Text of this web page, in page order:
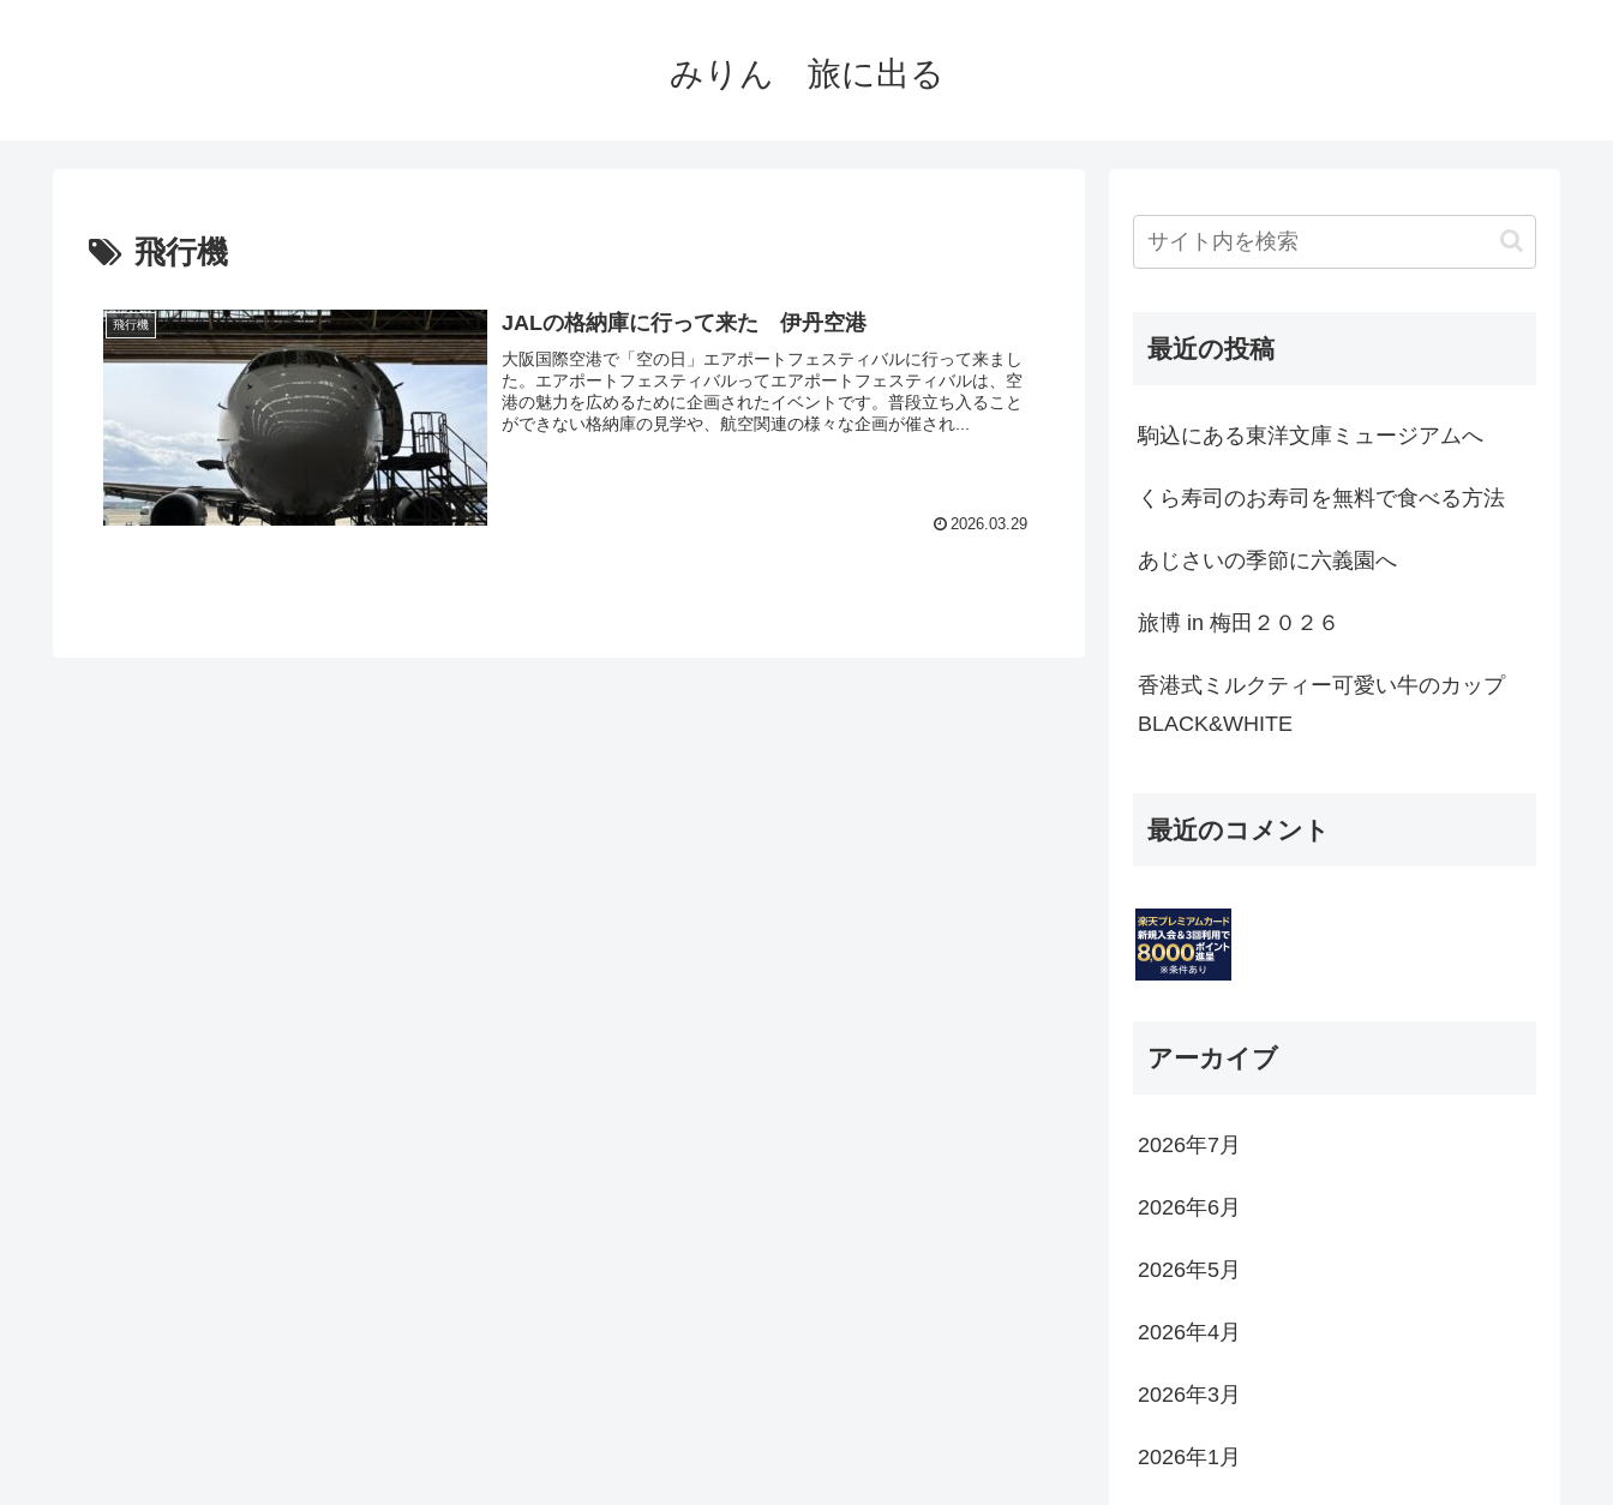
みりん 旅に出る
飛行機
飛行機 JALの格納庫に行って来た 伊丹空港
大阪国際空港で「空の日」エアポートフェスティバルに行って来まし
た。エアポートフェスティバルってエアポートフェスティバルは、空
港の魅力を広めるために企画されたイベントです。普段立ち入ること
ができない格納庫の見学や、航空関連の様々な企画が催され...
2026.03.29
最近の投稿
駒込にある東洋文庫ミュージアムへ
くら寿司のお寿司を無料で食べる方法
あじさいの季節に六義園へ
旅博 in 梅田２０２６
香港式ミルクティー可愛い牛のカップ
BLACK&WHITE
最近のコメント
アーカイブ
2026年7月
2026年6月
2026年5月
2026年4月
2026年3月
2026年1月